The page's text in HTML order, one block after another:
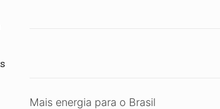
Mais energia para o Brasil